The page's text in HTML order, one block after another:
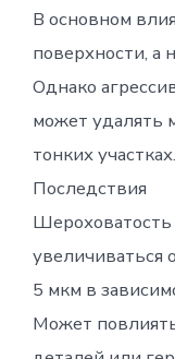
В основном
поверхности, а
Однако
может удалять
тонких
Последствия
Шероховатость
увеличиваться
5 мкм в
Может